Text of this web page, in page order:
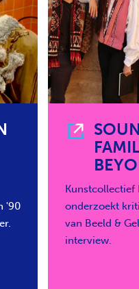
'90
Kunstcollectief
onderzoekt
van Beeld &
interview.